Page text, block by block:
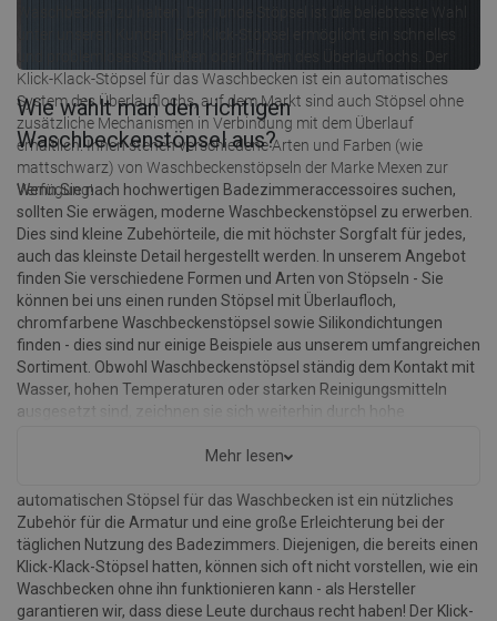
Waschbecken zu halten. Der runde Stöpsel ist die beliebteste Wahl
unter unseren Kunden. Der Klick-Stöpsel ermöglicht ein schnelles
und problemloses Schließen oder Öffnen des Überlauflochs. Der
Klick-Klack-Stöpsel für das Waschbecken ist ein automatisches
System des Überlauflochs, auf dem Markt sind auch Stöpsel ohne
zusätzliche Mechanismen in Verbindung mit dem Überlauf
erhältlich. Ihnen stehen verschiedene Arten und Farben (wie
mattschwarz) von Waschbeckenstöpseln der Marke Mexen zur
Verfügung!
Wie wählt man den richtigen
Waschbeckenstöpsel aus?
Wenn Sie nach hochwertigen Badezimmeraccessoires suchen,
sollten Sie erwägen, moderne Waschbeckenstöpsel zu erwerben.
Dies sind kleine Zubehörteile, die mit höchster Sorgfalt für jedes,
auch das kleinste Detail hergestellt werden. In unserem Angebot
finden Sie verschiedene Formen und Arten von Stöpseln - Sie
können bei uns einen runden Stöpsel mit Überlaufloch,
chromfarbene Waschbeckenstöpsel sowie Silikondichtungen
finden - dies sind nur einige Beispiele aus unserem umfangreichen
Sortiment. Obwohl Waschbeckenstöpsel ständig dem Kontakt mit
Wasser, hohen Temperaturen oder starken Reinigungsmitteln
ausgesetzt sind, zeichnen sie sich weiterhin durch hohe
Modells sollte man in erster Linie auf Klick-Klack-
automatischen Stöpsel für das Waschbecken ist ein nützliches
Zubehör für die Armatur und eine große Erleichterung bei der
täglichen Nutzung des Badezimmers. Diejenigen, die bereits einen
Klick-Klack-Stöpsel hatten, können sich oft nicht vorstellen, wie ein
Waschbecken ohne ihn funktionieren kann - als Hersteller
garantieren wir, dass diese Leute durchaus recht haben! Der Klick-
Mehr lesen